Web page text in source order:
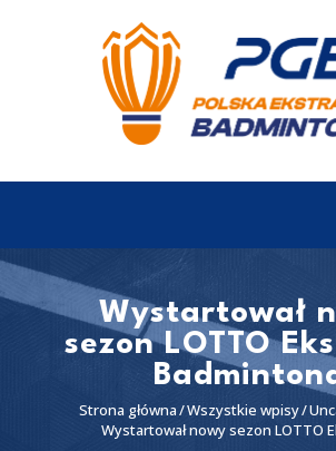
Wystartował
sezon LOTTO
Strona główna Wszystkie wpisy
Wystartował nowy sezon LOTTO
EKSTRALIGA
Aktualności
Wyniki
Terminarz
Partnerzy
I liga